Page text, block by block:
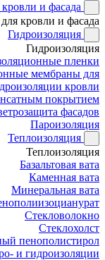
и фасада
кровли и фасада
Гидроизоляция
Гидроизоляция
пленки
мембраны для
кровли
покрытием
фасадов
Пароизоляция
Теплоизоляция
Теплоизоляция
Базальтовая вата
Каменная вата
Минеральная вата
Стекловолокно
Стеклохолст
пенополистирол
и гидроизоляции